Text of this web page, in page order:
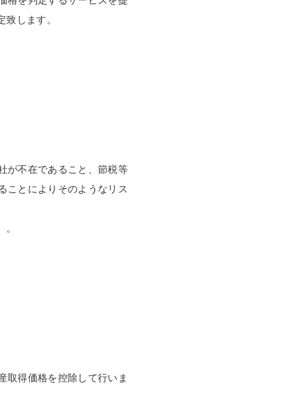
します。
が不在であること、節税等
ことによりそのようなリス
取得価格を控除して行いま